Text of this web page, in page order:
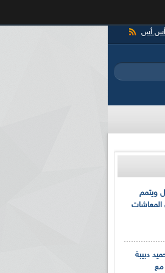
أس أس
ويتمم
المعاشات
دبيبة
مع